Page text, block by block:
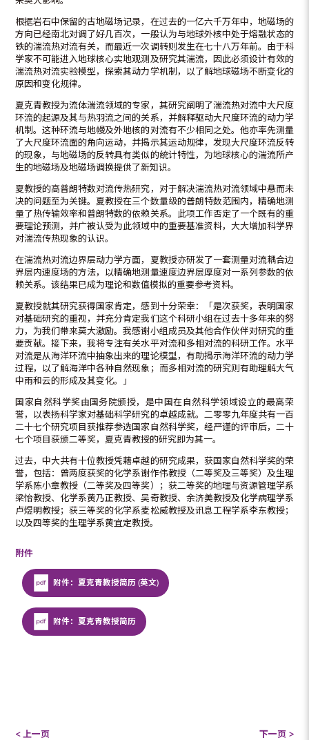
根据岩石中保留的古地磁场记录，在过去的一亿六千万年中，地磁场的
方向已经南北对调了好几百次，一般认为与地球外核中处于熔融状态的
铁的湍流热对流有关，而最近一次调转则发生在七十八万年前。由于科
学家不可能进入地球核心实地观测及研究其湍流，因此必须设计有效的
湍流热对流实验模型，探索其动力学机制，以了解地球磁场不断变化的
原因和变化规律。
夏克青教授为流体湍流领域的专家，其研究阐明了湍流热对流中大尺度
环流的起源及其与热羽流之间的关系，并解释驱动大尺度环流的动力学
机制。这种环流与地幔及外地核的对流有不少相同之处。他亦率先测量
了大尺度环流面的角向运动，并揭示其运动规律，发现大尺度环流反转
的现象，与地磁场的反转具有类似的统计特性，为地球核心的湍流所产
生的地磁场及地磁场调换提供了新知识。
夏教授的高普朗特数对流传热研究，对于解决湍流热对流领域中悬而未
决的问题至为关键。夏教授在三个数量级的普朗特数范围内，精确地测
量了热传输效率和普朗特数的依赖关系。此项工作否定了一个既有的重
要理论预测，并广被认受为此领域中的重要基准资料，大大增加科学界
对湍流传热现象的认识。
在湍流热对流边界层动力学方面，夏教授亦研发了一套测量对流耦合边
界层内速度场的方法，以精确地测量速度边界层厚度对一系列参数的依
赖关系。该结果已成为理论和数值模拟的重要参考资料。
夏教授就其研究获得国家肯定，感到十分荣幸：「是次获奖，表明国家
对基础研究的重视，并充分肯定我们这个科研小组在过去十多年来的努
力，为我们带来莫大激励。我感谢小组成员及其他合作伙伴对研究的重
要贡献。接下来，我将专注有关水平对流和多相对流的科研工作。水平
对流是从海洋环流中抽象出来的理论模型，有助揭示海洋环流的动力学
过程，以了解海洋中各种自然现象；而多相对流的研究则有助理解大气
中雨和云的形成及其变化。」
国家自然科学奖由国务院颁授，是中国在自然科学领域设立的最高荣
誉，以表扬科学家对基础科学研究的卓越成就。二零零九年度共有一百
二十七个研究项目获推荐参选国家自然科学奖，经严谨的评审后，二十
七个项目获颁二等奖，夏克青教授的研究即为其一。
过去，中大共有十位教授凭藉卓越的研究成果，获国家自然科学奖的荣
誉，包括：曾两度获奖的化学系谢作伟教授（二等奖及三等奖）及生理
学系陈小章教授（二等奖及四等奖）；获二等奖的地理与资源管理学系
梁怡教授、化学系黄乃正教授、吴奇教授、余济美教授及化学病理学系
卢煜明教授；获三等奖的化学系麦松威教授及讯息工程学系李东教授；
以及四等奖的生理学系黄宜定教授。
附件
附件：夏克青教授简历 (英文)
附件：夏克青教授简历
< 上一页 下一页 >